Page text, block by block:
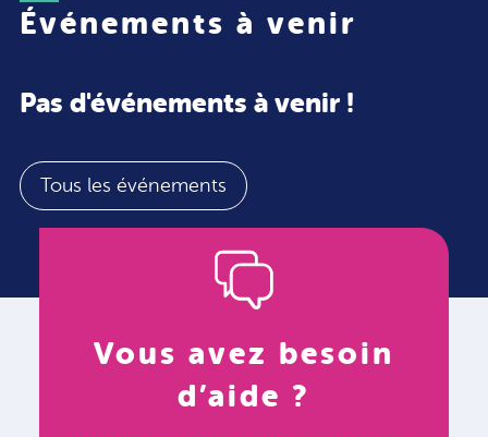
Événements à venir
Pas d'événements à venir !
Tous les événements
Vous avez besoin
d’aide ?